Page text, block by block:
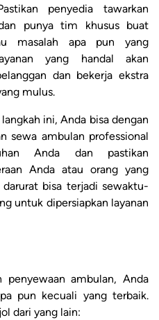
penyedia tawarkan
punya tim khusus buat
masalah apa pun yang
yang handal akan
dan bekerja ekstra
mulus.
ini, Anda bisa dengan
sewa ambulan professional
Anda dan pastikan
Anda atau orang yang
bisa terjadi sewaktu-
untuk dipersiapkan layanan
penyewaan ambulan, Anda
pun kecuali yang terbaik.
dari yang lain: